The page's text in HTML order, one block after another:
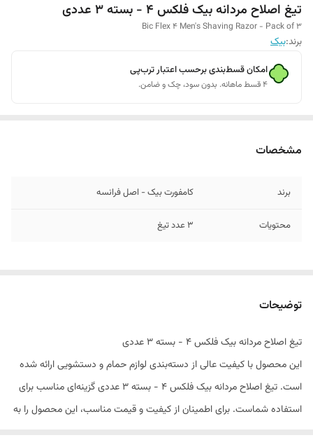
تیغ اصلاح مردانه بیک فلکس 4 - بسته 3 عددی
Bic Flex 4 Men's Shaving Razor - Pack of 3
برند:بیک
امکان قسط‌بندی برحسب اعتبار ترب‌پی
۴ قسط ماهانه. بدون سود، چک و ضامن.
مشخصات
برند کامفورت بیک - اصل فرانسه
محتویات 3 عدد تیغ
توضیحات
تیغ اصلاح مردانه بیک فلکس 4 - بسته 3 عددی
این محصول با کیفیت عالی از دسته‌بندی لوازم حمام و دستشویی ارائه شده
است. تیغ اصلاح مردانه بیک فلکس 4 - بسته 3 عددی گزینه‌ای مناسب برای
استفاده شماست. برای اطمینان از کیفیت و قیمت مناسب، این محصول را به